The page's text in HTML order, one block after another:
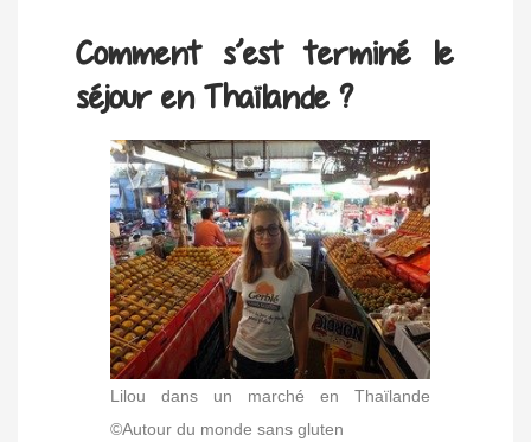
Comment s’est terminé le
séjour en Thaïlande ?
Lilou dans un marché en Thaïlande
©Autour du monde sans gluten